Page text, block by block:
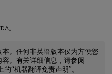
。
。任何非英语版本仅为方便您
。有关详细信息，请参阅
上的“机器翻译免责声明”。